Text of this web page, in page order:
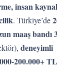
insan
. Türkiye’de
maaş bandı
deneyimli
200.000+ TL